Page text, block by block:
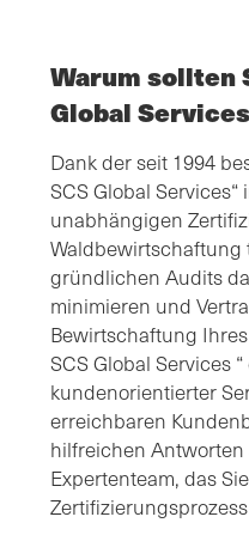
Warum sollten
Global
Dank der seit 1994
SCS Global
unabhängigen
Waldbewirtschaftung
gründlichen Audits
minimieren und
Bewirtschaftung
SCS Global Services
kundenorientierter
erreichbaren
hilfreichen
Expertenteam, das